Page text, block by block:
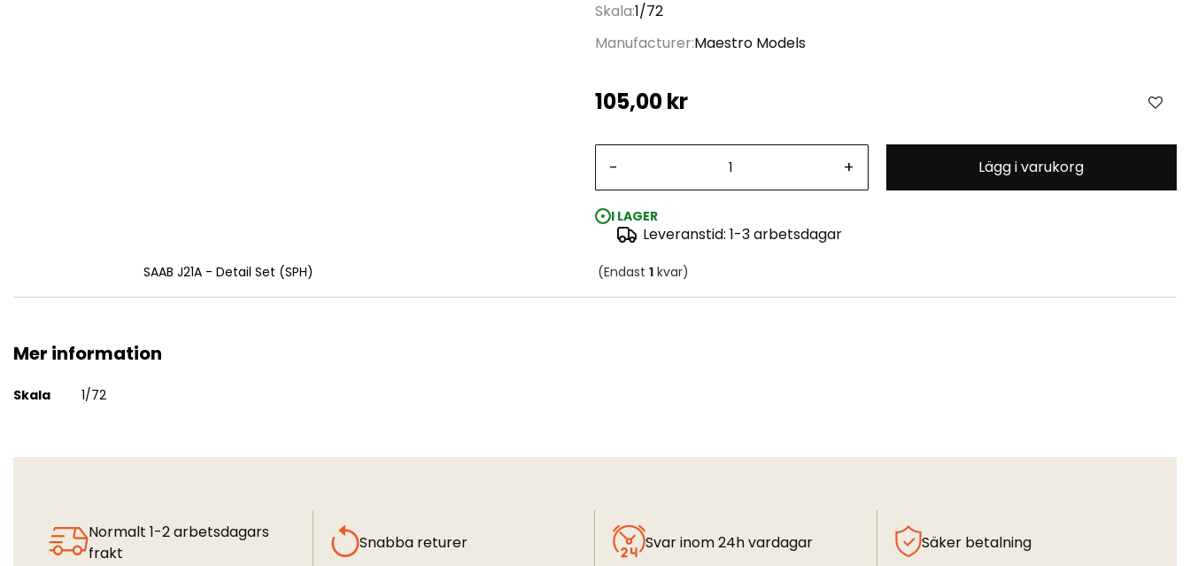
Skala1/72
Manufacturer Maestro Models
105,00 kr
- + Lägg i varukorg
I LAGER
Leveranstid: 1-3 arbetsdagar
(Endast 1 kvar)
SAAB J21A - Detail Set (SPH)
Mer information
Mer
Skala 1/72
Normalt 1-2 arbetsdagars
frakt
Snabba returer Svar inom 24h vardagar Säker betalning